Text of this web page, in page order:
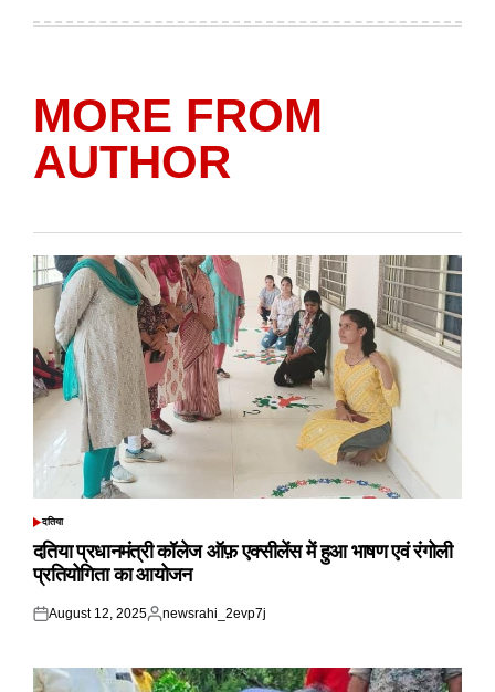
MORE FROM
AUTHOR
POSTED
दतिया
दतिया प्रधानमंत्री कॉलेज ऑफ़ एक्सीलेंस में हुआ भाषण एवं रंगोली
प्रतियोगिता का आयोजन
Posted
August 12, 2025
Posted
newsrahi_2evp7j